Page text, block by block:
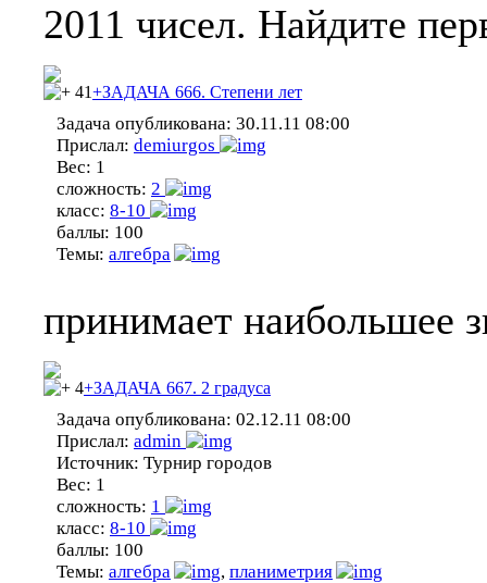
2011 чисел. Найдите
41+ЗАДАЧА 666. Степени лет
Задача опубликована: 30.11.11 08:00
Прислал: demiurgos
Вес: 1
сложность: 2
класс: 8-10
баллы: 100
Темы: алгебра
принимает наибольшее
4+ЗАДАЧА 667. 2 градуса
Задача опубликована: 02.12.11 08:00
Прислал: admin
Источник: Турнир городов
Вес: 1
сложность: 1
класс: 8-10
баллы: 100
Темы: алгебра , планиметрия